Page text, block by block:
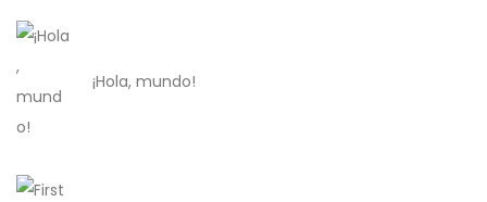
¡Hola, mundo!